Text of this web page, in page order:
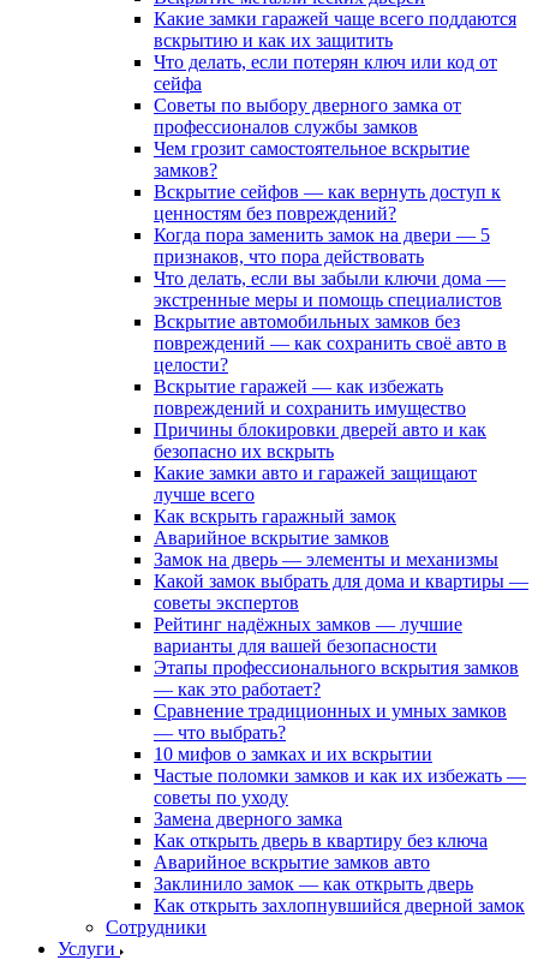
Какие замки гаражей чаще всего поддаются
вскрытию и как их защитить
Что делать, если потерян ключ или код от
сейфа
Советы по выбору дверного замка от
профессионалов службы замков
Чем грозит самостоятельное вскрытие
замков?
Вскрытие сейфов — как вернуть доступ к
ценностям без повреждений?
Когда пора заменить замок на двери — 5
признаков, что пора действовать
Что делать, если вы забыли ключи дома —
экстренные меры и помощь специалистов
Вскрытие автомобильных замков без
повреждений — как сохранить своё авто в
целости?
Вскрытие гаражей — как избежать
повреждений и сохранить имущество
Причины блокировки дверей авто и как
безопасно их вскрыть
Какие замки авто и гаражей защищают
лучше всего
Как вскрыть гаражный замок
Аварийное вскрытие замков
Замок на дверь — элементы и механизмы
Какой замок выбрать для дома и квартиры —
советы экспертов
Рейтинг надёжных замков — лучшие
варианты для вашей безопасности
Этапы профессионального вскрытия замков
— как это работает?
Сравнение традиционных и умных замков
— что выбрать?
10 мифов о замках и их вскрытии
Частые поломки замков и как их избежать —
советы по уходу
Замена дверного замка
Как открыть дверь в квартиру без ключа
Аварийное вскрытие замков авто
Заклинило замок — как открыть дверь
Как открыть захлопнувшийся дверной замок
Сотрудники
Услуги